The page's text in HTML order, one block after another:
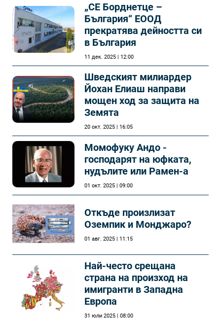
„СЕ Борднетце –
България“ ЕООД
прекратява дейността си
в България
11 дек. 2025 | 12:00
Шведският милиардер
Йохан Елиаш направи
мощен ход за защита на
Земята
20 окт. 2025 | 16:05
Момофуку Андо -
господарят на юфката,
нудълите или Рамен-а
01 окт. 2025 | 09:00
Откъде произлизат
Оземпик и Монджаро?
01 авг. 2025 | 11:15
Най-често срещана
страна на произход на
имигранти в Западна
Европа
31 юли 2025 | 08:00